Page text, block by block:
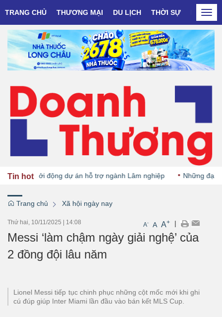
TRANG CHỦ THƯƠNG MẠI DU LỊCH THỜI SỰ DOANH
Tin hot
Đức khởi động dự án hỗ trợ ngành Lâm nghiệp Những đại
Trang chủ Xã hội ngày nay
Thứ hai, 10/11/2025 | 14:08 A- A A+ |
Messi ‘làm chậm ngày giải nghệ’ của
2 đồng đội lâu năm
Lionel Messi tiếp tục chinh phục những cột mốc mới khi ghi
cú đúp giúp Inter Miami lần đầu vào bán kết MLS Cup.